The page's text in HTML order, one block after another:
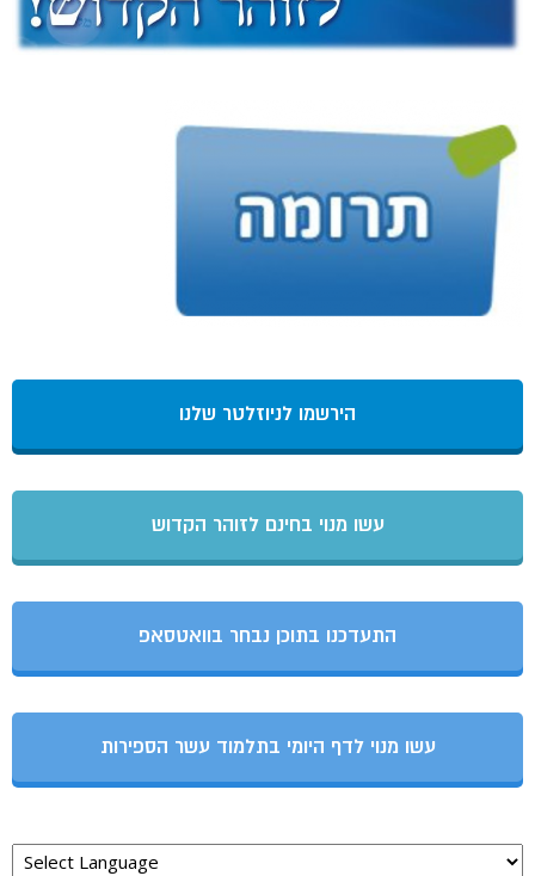
הירשמו לניוזלטר שלנו
עשו מנוי בחינם לזוהר הקדוש
התעדכנו בתוכן נבחר בוואטסאפ
עשו מנוי לדף היומי בתלמוד עשר הספירות